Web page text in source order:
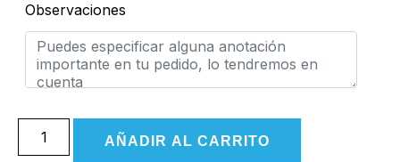
Observaciones
AÑADIR AL CARRITO